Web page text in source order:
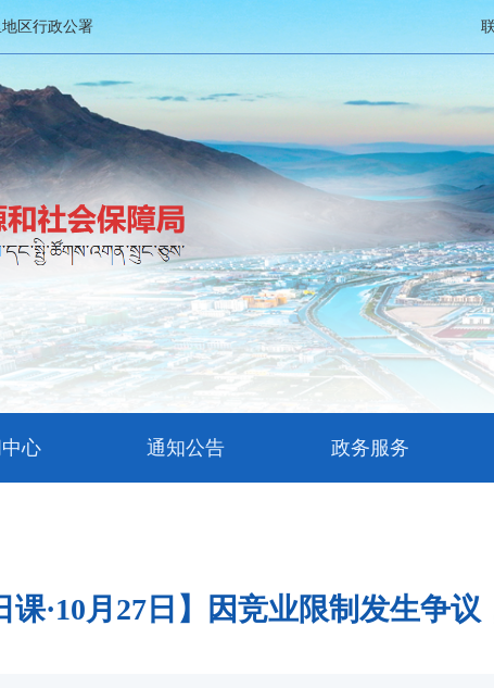
地区行政公署
心 通知公告 政务服务
课·10月27日】因竞业限制发生争议